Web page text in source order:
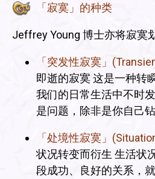
「寂寞」的种类
Jeffrey Young 博士亦将寂寞
「突发性寂寞」
即逝的寂寞 这是一种转
我们的日常生活中不时
是问题，除非是你自己钻
「处境性寂寞」
状况转变而衍生 生活状
段成功、良好的关系，